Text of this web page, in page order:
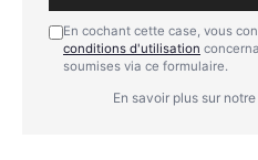
En cochant cette case, vous
conditions d'utilisation
soumises via ce formulaire.
En savoir plus sur